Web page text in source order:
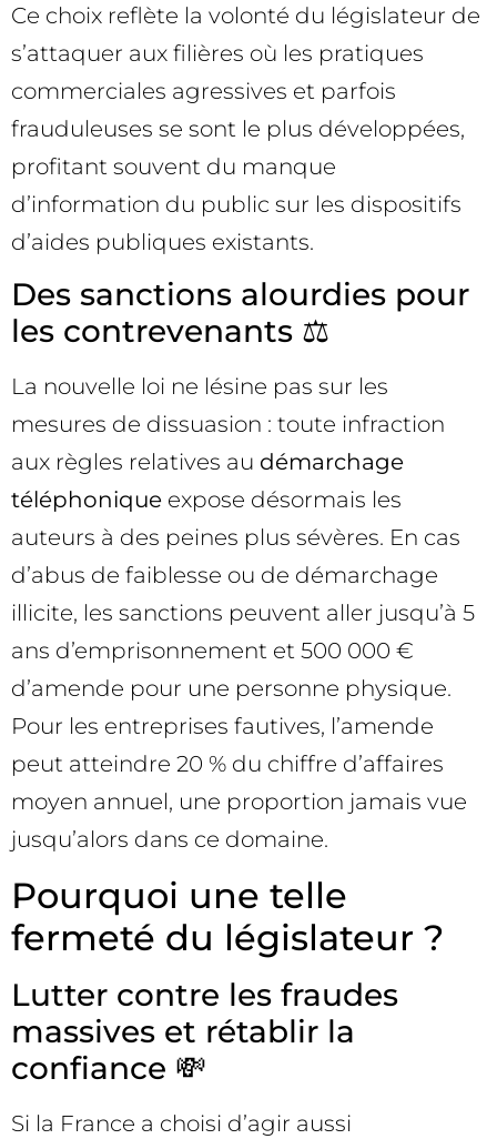
Ce choix reflète la volonté du législateur de
s’attaquer aux filières où les pratiques
commerciales agressives et parfois
frauduleuses se sont le plus développées,
profitant souvent du manque
d’information du public sur les dispositifs
d’aides publiques existants.
Des sanctions alourdies pour
les contrevenants ⚖️
La nouvelle loi ne lésine pas sur les
mesures de dissuasion : toute infraction
aux règles relatives au démarchage
téléphonique expose désormais les
auteurs à des peines plus sévères. En cas
d’abus de faiblesse ou de démarchage
illicite, les sanctions peuvent aller jusqu’à 5
ans d’emprisonnement et 500 000 €
d’amende pour une personne physique.
Pour les entreprises fautives, l’amende
peut atteindre 20 % du chiffre d’affaires
moyen annuel, une proportion jamais vue
jusqu’alors dans ce domaine.
Pourquoi une telle
fermeté du législateur ?
Lutter contre les fraudes
massives et rétablir la
confiance 💸
Si la France a choisi d’agir aussi